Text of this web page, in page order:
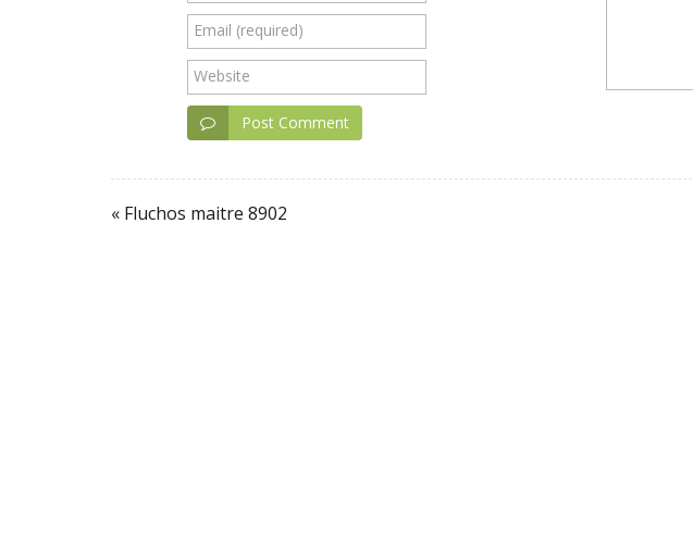
Email (required)
Website
Post Comment
« Fluchos maitre 8902